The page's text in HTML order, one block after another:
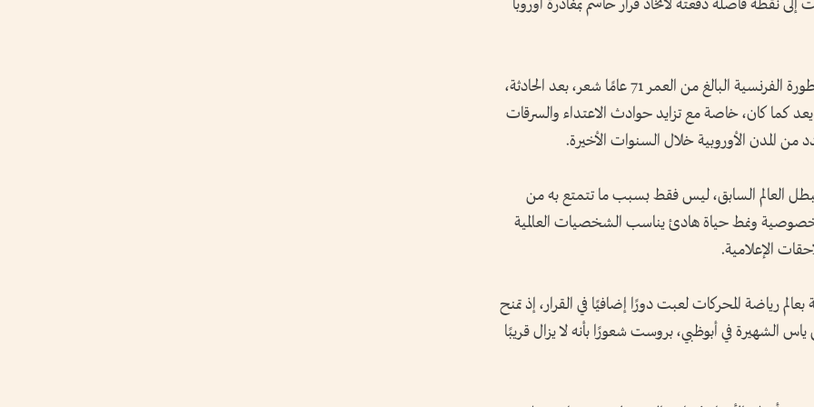
وبحسب مصادر مقربة من بروست، فإن الأسطورة الفرنسية البالغ من العمر 71 عامًا شعر، بعد الحادثة،
كما كان، خاصة مع تزايد حوادث الاعتداء والسرقات
المدن الأوروبية خلال السنوات الأخيرة.
العالم السابق، ليس فقط بسبب ما تتمتع به من
ونمط حياة هادئ يناسب الشخصيات العالمية
الإعلامية.
رياضة المحركات لعبت دورًا إضافيًا في القرار، إذ تمنح
الشهيرة في أبوظبي، بروست شعورًا بأنه لا يزال قريبًا